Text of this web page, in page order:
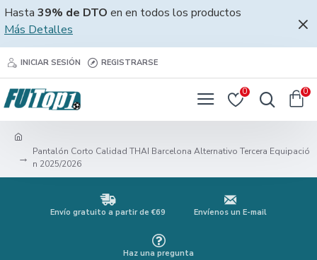
Hasta 39% de DTO en en todos los productos
Más Detalles
INICIAR SESIÓN REGISTRARSE
0 0
Pantalón Corto Calidad THAI Barcelona Alternativo Tercera Equipació
n 2025/2026
Envío gratuito a partir de €69 Envíenos un E-mail
Haz una pregunta